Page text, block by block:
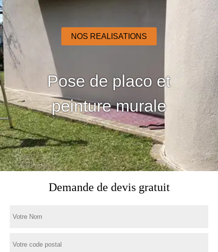
NOS REALISATIONS
Pose de placo et
peinture murale
Demande de devis gratuit